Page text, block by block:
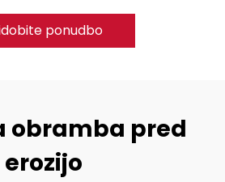
ponudbo
obramba pred
erozijo